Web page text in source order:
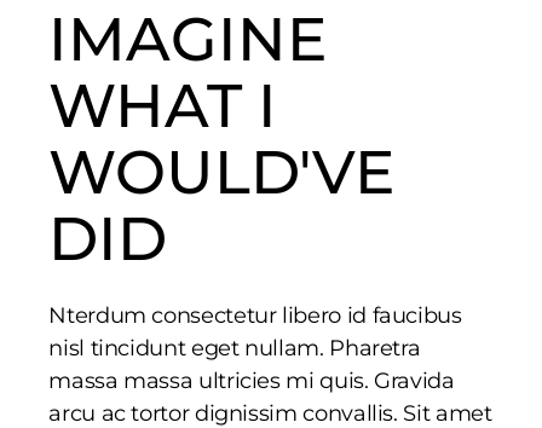
IMAGINE
WHAT I
WOULD'VE
DID
Nterdum consectetur libero id faucibus
nisl tincidunt eget nullam. Pharetra
massa massa ultricies mi quis. Gravida
arcu ac tortor dignissim convallis. Sit amet